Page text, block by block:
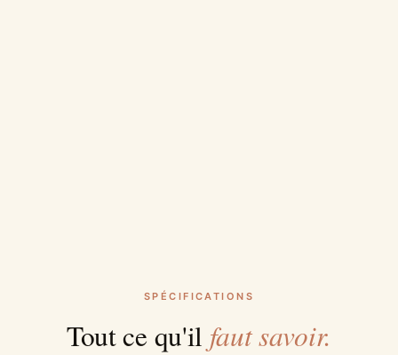
SPÉCIFICATIONS
Tout ce qu'il faut savoir.